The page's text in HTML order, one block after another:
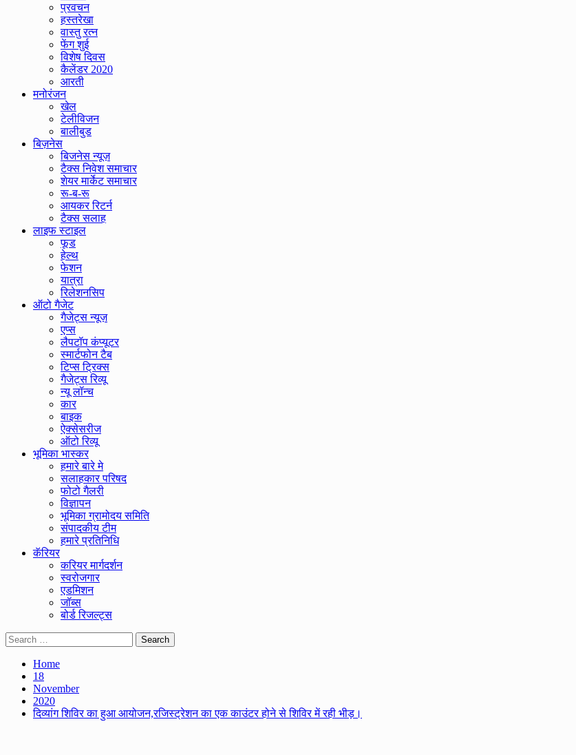
प्रवचन
हस्तरेखा
वास्तु रत्न
फेंग शुई
विशेष दिवस
कैलेंडर 2020
आरती
मनोरंजन
खेल
टेलीविजन
बालीबुड
बिज़नेस
बिजनेस न्यूज़
टैक्स निवेश समाचार
शेयर मार्केट समाचार
रू-ब-रू
आयकर रिटर्न
टैक्स सलाह
लाइफ स्टाइल
फूड
हेल्थ
फेशन
यात्रा
रिलेशनसिप
ऑटो गैजेट
गैजेट्स न्यूज़
एप्स
लैपटॉप कंप्यूटर
स्मार्टफोन टैब
टिप्स ट्रिक्स
गैजेट्स रिव्यू
न्यू लॉन्च
कार
बाइक
ऐक्सेसरीज
ऑटो रिव्यू
भूमिका भास्कर
हमारे बारे मे
सलाहकार परिषद
फोटो गैलरी
विज्ञापन
भूमिका ग्रामोदय समिति
संपादकीय टीम
हमारे प्रतिनिधि
कॅरियर
करियर मार्गदर्शन
स्वरोजगार
एडमिशन
जॉब्स
बोर्ड रिजल्ट्स
Search
for:
Home
18
November
2020
दिव्यांग शिविर का हुआ आयोजन,रजिस्ट्रेशन का एक काउंटर होने से शिविर में रही भीड़।